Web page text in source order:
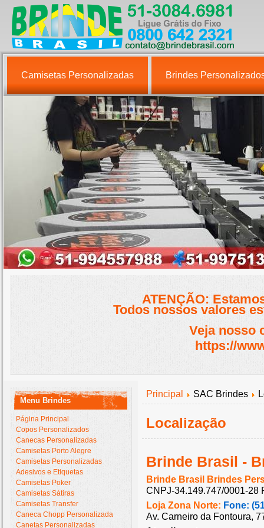
Camisetas Personalizadas Brindes
ATENÇÃO:
Todos nossos valores
Veja nosso
https://
Menu Brindes
Página Principal
Copos Personalizados
Canecas Personalizadas
Camisetas Porto Alegre
Camisetas Personalizadas
Adesivos e Etiquetas
Camisetas Poker
Camisetas Sátiras
Camisetas Transfer
Caneca Chopp Personalizada
Canetas Personalizadas
Principal SAC Brindes
Localização
Brinde Brasil -
Brinde Brasil Brindes
CNPJ-34.149.747/0001-28
Loja Zona Norte: Fone:
Av. Carneiro da Fontoura,